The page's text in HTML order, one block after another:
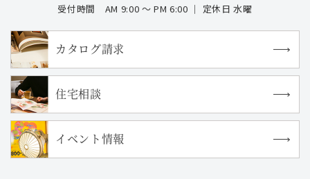
受付時間 AM 9:00 ～ PM 6:00 ｜ 定休日 水曜
カタログ請求
住宅相談
イベント情報